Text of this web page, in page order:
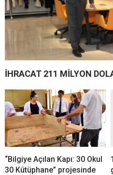
İHRACAT 211 MİLYON
“Bilgiye Açılan Kapı: 30 Okul
30 Kütüphane” projesinde